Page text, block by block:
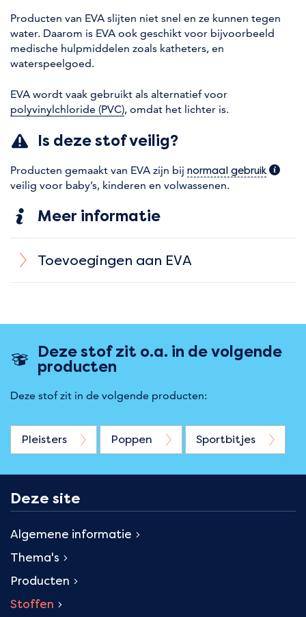
Producten van EVA slijten niet snel en ze kunnen tegen
water. Daarom is EVA ook geschikt voor bijvoorbeeld
medische hulpmiddelen zoals katheters, en
waterspeelgoed.
EVA wordt vaak gebruikt als alternatief voor
polyvinylchloride (PVC), omdat het lichter is.
Is deze stof veilig?
Producten gemaakt van EVA zijn bij normaal gebruik (extra
veilig voor baby’s, kinderen en volwassenen.
Meer informatie
Toevoegingen aan EVA
Deze stof zit o.a. in de volgende
producten
Deze stof zit in de volgende producten:
Pleisters Poppen Sportbitjes
Deze site
Algemene informatie
Thema's
Producten
Stoffen